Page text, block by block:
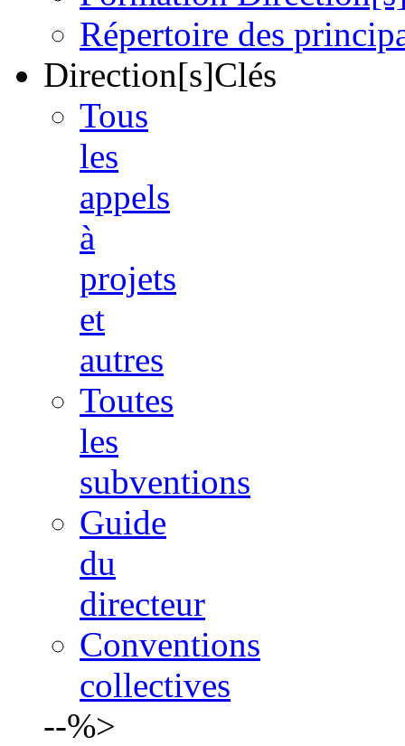
Répertoire des
Direction[s]Clés
Tous
les
appels
à
projets
et
autres
Toutes
les
subventions
Guide
du
directeur
Conventions
collectives
--%>